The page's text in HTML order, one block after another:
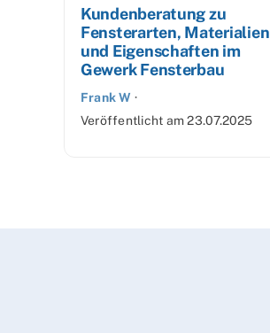
Kundenberatung zu
Fensterarten, Materialien
und Eigenschaften im
Gewerk Fensterbau
Frank W ·
Veröffentlicht am23.07.2025